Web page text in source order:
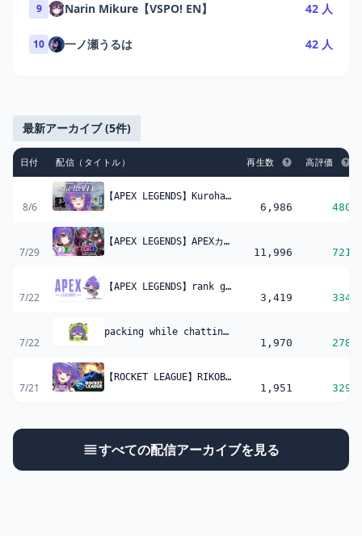
9 Narin Mikure【VSPO! EN】 42 人
10 一ノ瀬うるは 42 人
最新アーカイブ (5件)
日付 配信（タイトル） 再生数 高評価
8/6
【APEX LEGENDS】Kuroha Invitational Scrims Day1!! スクリム1日目 w/ Peaceさん & Kineさん！！【#VSPOEN #RikoSolari】
6,986 480
7/29
【APEX LEGENDS】APEXカスタム w/ Arya & Juno!!!!!! #ぶいすぽGG【#VSPOEN #RikoSolari】
11,996 721
7/22
【APEX LEGENDS】rank grind before my trip!!!!!【#VSPOEN #RikoSolari】
3,419 334
7/22
packing while chatting to u guys【#VSPOEN #RikoSolari】
1,970 278
7/21
【ROCKET LEAGUE】RIKOBAPPÉ IS BACK(?【#VSPOEN #RikoSolari】
1,951 329
すべての配信アーカイブを見る